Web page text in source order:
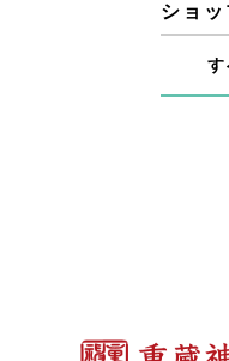
ショ
す